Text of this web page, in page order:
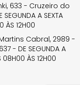
633 - Cruzeiro do
A SEXTA
ÀS 12H00
Cabral, 2989 -
- DE SEGUNDA A
08H00 ÀS 12H00